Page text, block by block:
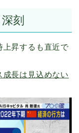
刻
上昇するも直近で
長は見込めない